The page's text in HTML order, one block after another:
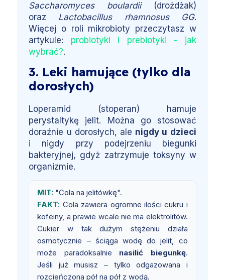
Saccharomyces boulardii(drożdżak)
oraz Lactobacillus rhamnosus GG.
Więcej o roli mikrobioty przeczytasz w
artykule: probiotyki i prebiotyki - jak
wybrać?.
3. Leki hamujące (tylko dla
dorosłych)
Loperamid (stoperan) hamuje
perystaltykę jelit. Można go stosować
doraźnie u dorosłych, ale nigdy u dzieci
i nigdy przy podejrzeniu biegunki
bakteryjnej, gdyż zatrzymuje toksyny w
organizmie.
MIT: "Cola na jelitówkę".
FAKT: Cola zawiera ogromne ilości cukru i
kofeiny, a prawie wcale nie ma elektrolitów.
Cukier w tak dużym stężeniu działa
osmotycznie – ściąga wodę do jelit, co
może paradoksalnie nasilić biegunkę.
Jeśli już musisz – tylko odgazowana i
rozcieńczona pół na pół z wodą.